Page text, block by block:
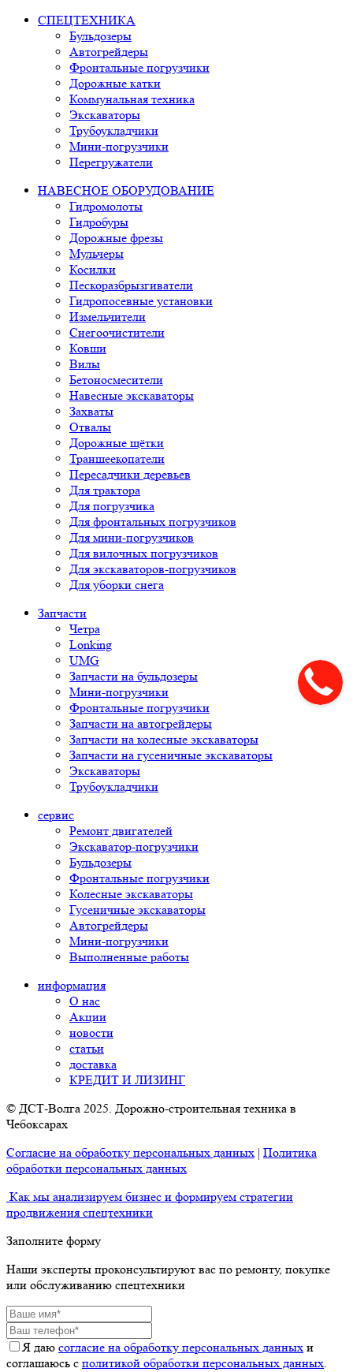
СПЕЦТЕХНИКА
Бульдозеры
Автогрейдеры
Фронтальные погрузчики
Дорожные катки
Коммунальная техника
Экскаваторы
Трубоукладчики
Мини-погрузчики
Перегружатели
НАВЕСНОЕ ОБОРУДОВАНИЕ
Гидромолоты
Гидробуры
Дорожные фрезы
Мульчеры
Косилки
Пескоразбрызгиватели
Гидропосевные установки
Измельчители
Снегоочистители
Ковши
Вилы
Бетоносмесители
Навесные экскаваторы
Захваты
Отвалы
Дорожные щётки
Траншеекопатели
Пересадчики деревьев
Для трактора
Для погрузчика
Для фронтальных погрузчиков
Для мини-погрузчиков
Для вилочных погрузчиков
Для экскаваторов-погрузчиков
Для уборки снега
Запчасти
Четра
Lonking
UMG
Запчасти на бульдозеры
Мини-погрузчики
Фронтальные погрузчики
Запчасти на автогрейдеры
Запчасти на колесные экскаваторы
Запчасти на гусеничные экскаваторы
Экскаваторы
Трубоукладчики
сервис
Ремонт двигателей
Экскаватор-погрузчики
Бульдозеры
Фронтальные погрузчики
Колесные экскаваторы
Гусеничные экскаваторы
Автогрейдеры
Мини-погрузчики
Выполненные работы
информация
О нас
Акции
новости
статьи
доставка
КРЕДИТ И ЛИЗИНГ
© ДСТ-Волга 2025. Дорожно-строительная техника в
Чебоксарах
Согласие на обработку персональных данных | Политика
обработки персональных данных
Как мы анализируем бизнес и формируем стратегии
продвижения спецтехники
Заполните форму
Наши эксперты проконсультируют вас по ремонту, покупке
или обслуживанию спецтехники
Я даю согласие на обработку персональных данных и
соглашаюсь с политикой обработки персональных данных